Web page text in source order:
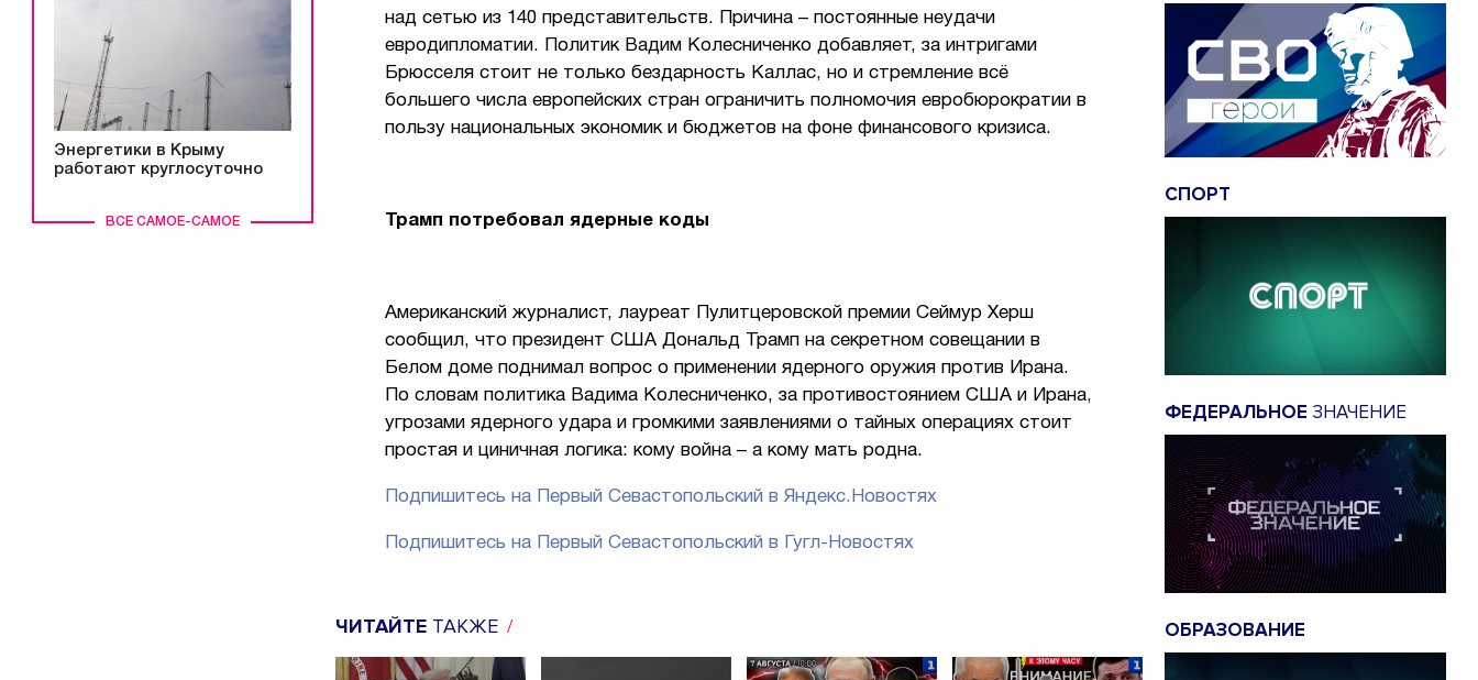
ВСЕ САМОЕ-САМОЕ
Энергетики в Крыму
работают круглосуточно
над сетью из 140 представительств. Причина – постоянные неудачи
евродипломатии. Политик Вадим Колесниченко добавляет, за интригами
Брюсселя стоит не только бездарность Каллас, но и стремление всё
большего числа европейских стран ограничить полномочия евробюрократии в
пользу национальных экономик и бюджетов на фоне финансового кризиса.
Трамп потребовал ядерные коды
Американский журналист, лауреат Пулитцеровской премии Сеймур Херш
сообщил, что президент США Дональд Трамп на секретном совещании в
Белом доме поднимал вопрос о применении ядерного оружия против Ирана.
По словам политика Вадима Колесниченко, за противостоянием США и Ирана,
угрозами ядерного удара и громкими заявлениями о тайных операциях стоит
простая и циничная логика: кому война – а кому мать родна.
Подпишитесь на Первый Севастопольский в Яндекс.Новостях
Подпишитесь на Первый Севастопольский в Гугл-Новостях
ЧИТАЙТЕ ТАКЖЕ
СПОРТ
ФЕДЕРАЛЬНОЕ ЗНАЧЕНИЕ
ОБРАЗОВАНИЕ